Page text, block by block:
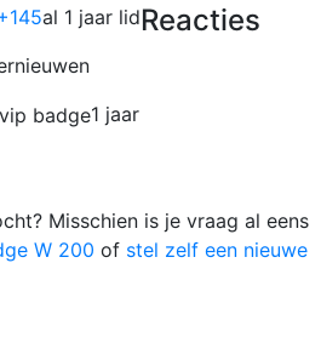
al 1 jaar lidReacties
1 jaar
Misschien is je vraag al eens
W 200 of stel zelf een nieuwe